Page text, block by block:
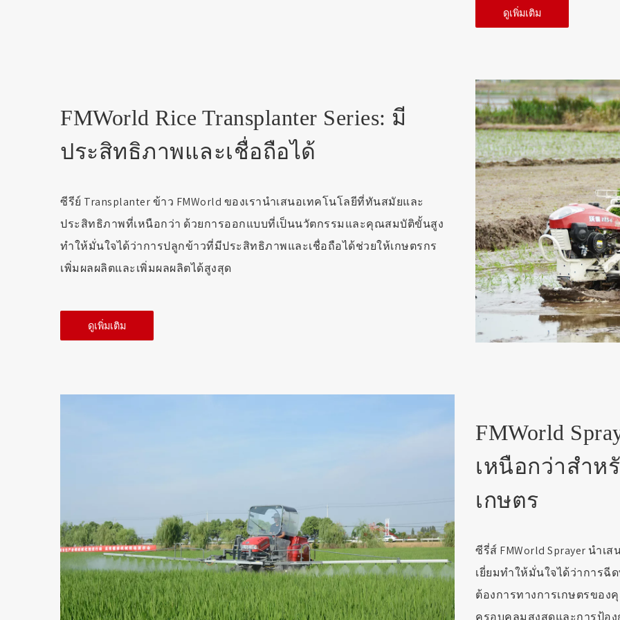
ดูเพิ่มเติม
FMWorld Rice Transplanter Series: มี
ประสิทธิภาพและเชื่อถือได้
ซีรีย์ Transplanter ข้าว FMWorld ของเรานำเสนอเทคโนโลยีที่ทันสมัยและ
ประสิทธิภาพที่เหนือกว่า ด้วยการออกแบบที่เป็นนวัตกรรมและคุณสมบัติขั้นสูง
ทำให้มั่นใจได้ว่าการปลูกข้าวที่มีประสิทธิภาพและเชื่อถือได้ช่วยให้เกษตรกร
เพิ่มผลผลิตและเพิ่มผลผลิตได้สูงสุด
ดูเพิ่มเติม
FMWorld
เหนือกว่าสำห
เกษตร
ซีรี่ส์ FMWorld Sprayer นำ
เยี่ยมทำให้มั่นใจได้ว่าการ
ต้องการทางการเกษตรขอ
ครอบคลุมสูงสุดและการป้อ